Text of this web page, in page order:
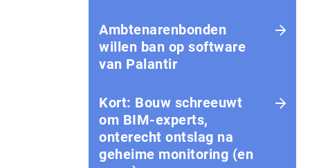
Ambtenarenbonden
willen ban op software
van Palantir
Kort: Bouw schreeuwt
om BIM-experts,
onterecht ontslag na
geheime monitoring (en